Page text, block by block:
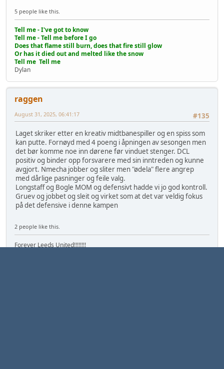
5 people like this.
Tell me - I've got to know
Tell me - Tell me before I go
Does that flame still burn, does that fire still glow
Or has it died out and melted like the snow
Tell me Tell me
Dylan
raggen
#135
August 31, 2025, 06:41:17
Laget skriker etter en kreativ midtbanespiller og en spiss som
kan putte. Fornøyd med 4 poeng i åpningen av sesongen men
det bør komme noe inn dørene før vinduet stenger. DCL
positiv og binder opp forsvarere med sin inntreden og kunne
avgjort. Nmecha jobber og sliter men "ødela" flere angrep
med dårlige pasninger og feile valg.
Longstaff og Bogle MOM og defensivt hadde vi jo god kontroll.
Gruev og jobbet og sleit og virket som at det var veldig fokus
på det defensive i denne kampen
2 people like this.
Forever Leeds United!!!!!!!!